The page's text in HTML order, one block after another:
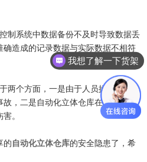
制系统中数据备份不及时导致数据丢
造成的记录数据与实际数据不相符
两个方面，一是由于人员操作失误导
，二是自动化立体仓库在运作过程
。
的 自动化立体仓库的安全隐患了，希
我想了解一下货架